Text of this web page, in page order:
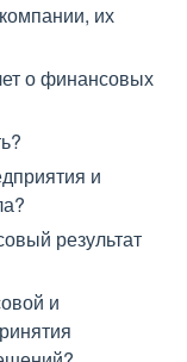
их
о финансовых
и
результат
и